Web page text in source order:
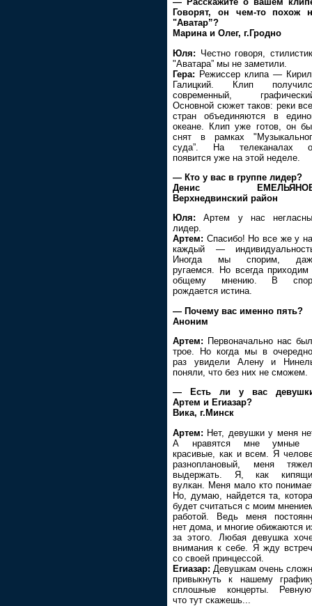
Говорят, он чем-то похож
"Аватар”?
Марина и Олег, г.Гродно
Юля: Честно говоря,
"Аватара” мы не заметили.
Гера: Режиссер клипа —
Галицкий. Клип
современный,
Основной сюжет таков: реки
стран объединяются в
океане. Клип уже готов, он
снят в рамках
суда”. На телеканалах
появится уже на этой неделе.
— Кто у вас в группе лидер?
Денис
Верхнедвинский район
Юля: Артем у нас
лидер.
Артем: Спасибо! Но все же у
каждый —
Иногда мы спорим,
ругаемся. Но всегда приходим
общему мнению. В
рождается истина.
— Почему вас именно пять?
Аноним
Артем: Первоначально нас
трое. Но когда мы в
раз увидели Алену и
поняли, что без них не сможем.
— Есть ли у вас
Артем и Егиазар?
Вика, г.Минск
Артем: Нет, девушки у меня
А нравятся мне умные
красивые, как и всем. Я
разноплановый, меня
выдержать. Я, как
вулкан. Меня мало кто
Но, думаю, найдется та,
будет считаться с моим
работой. Ведь меня
нет дома, и многие обижаются
за этого. Любая девушка
внимания к себе. Я жду
со своей принцессой.
Егиазар: Девушкам очень
привыкнуть к нашему
сплошные концерты.
что тут скажешь...